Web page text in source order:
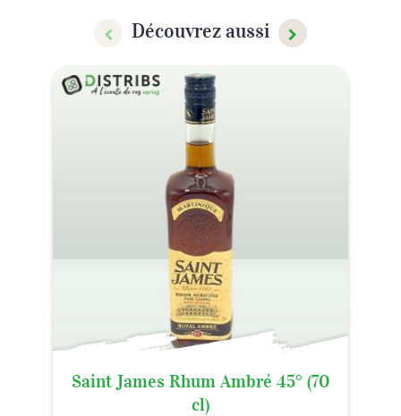
Découvrez aussi
Saint James Rhum Ambré 45° (70
cl)